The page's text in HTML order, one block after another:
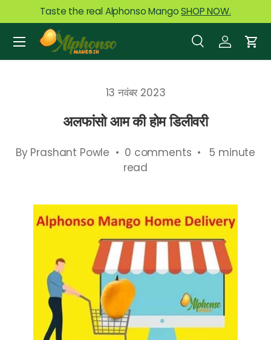
Skip to content
Taste the real Alphonso MangoSHOP NOW.
Search
Product type
SearchLog in
Menu
13 नवंबर 2023
अलफांसो आम की होम डिलीवरी
By Prashant Powle • 0 comments • 5 minute
read